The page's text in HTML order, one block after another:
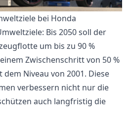
bei Honda
Bis 2050 soll der
um bis zu 90 %
Zwischenschritt von 50 %
Niveau von 2001. Diese
verbessern nicht nur die
auch langfristig die